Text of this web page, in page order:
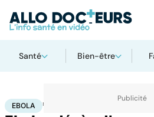
Santé Bien-être
Accueil Santé
EBOLA